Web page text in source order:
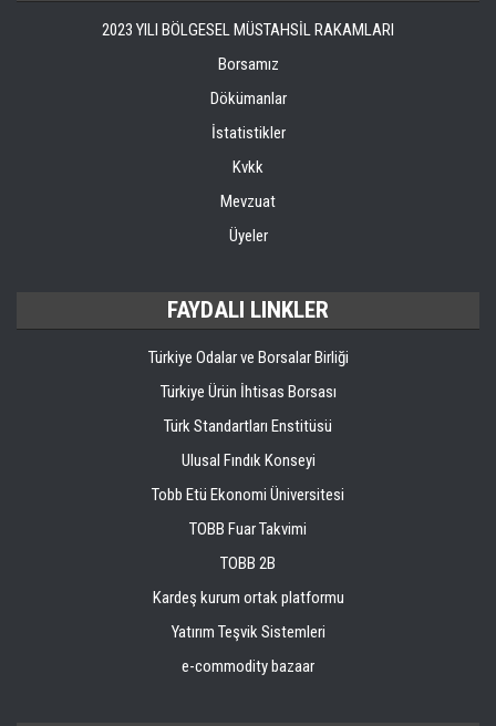
2023 YILI BÖLGESEL MÜSTAHSİL RAKAMLARI
Borsamız
Dökümanlar
İstatistikler
Kvkk
Mevzuat
Üyeler
FAYDALI LINKLER
Türkiye Odalar ve Borsalar Birliği
Türkiye Ürün İhtisas Borsası
Türk Standartları Enstitüsü
Ulusal Fındık Konseyi
Tobb Etü Ekonomi Üniversitesi
TOBB Fuar Takvimi
TOBB 2B
Kardeş kurum ortak platformu
Yatırım Teşvik Sistemleri
e-commodity bazaar